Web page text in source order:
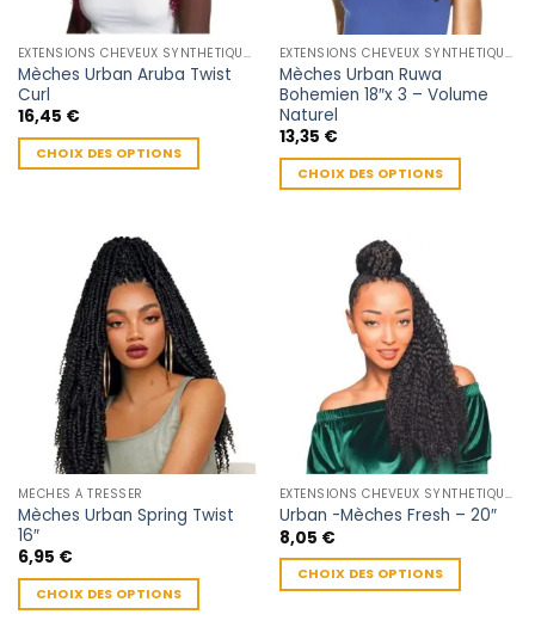
page
du
produit
page
du
produit
EXTENSIONS CHEVEUX SYNTHÉTIQUES
Mèches Urban Aruba Twist
Curl
16,45 €
CHOIX DES OPTIONS
variations.
options
peuvent
choisies
page
du
produit
EXTENSIONS CHEVEUX SYNTHÉTIQUES
Mèches Urban Ruwa
Bohemien 18″x 3 – Volume
Naturel
13,35 €
CHOIX DES OPTIONS
variations.
choisies
page
du
produit
MÈCHES À TRESSER
Mèches Urban Spring Twist
16″
6,95 €
CHOIX DES OPTIONS
EXTENSIONS CHEVEUX SYNTHÉTIQUES
Urban -Mèches Fresh – 20″
8,05 €
CHOIX DES OPTIONS